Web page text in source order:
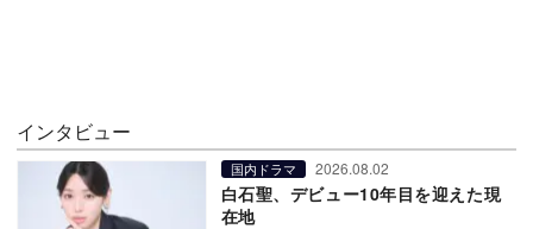
インタビュー
国内ドラマ 2026.08.02
白石聖、デビュー10年目を迎えた現
在地